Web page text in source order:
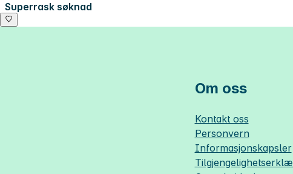
Superrask søknad
Om oss
Kontakt oss
Personvern
Informasjonskapsler